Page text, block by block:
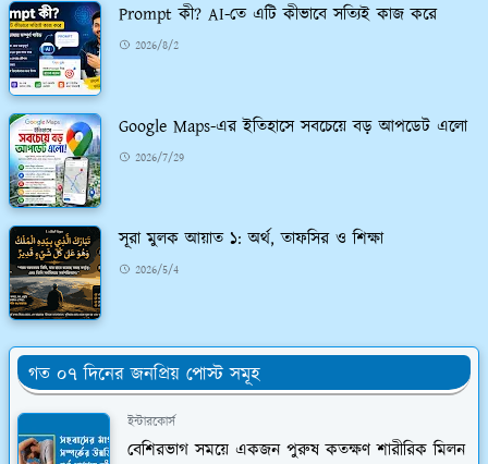
Prompt কী? AI-তে এটি কীভাবে সত্যিই কাজ করে
2026/8/2
Google Maps-এর ইতিহাসে সবচেয়ে বড় আপডেট এলো
2026/7/29
সূরা মুলক আয়াত ১: অর্থ, তাফসির ও শিক্ষা
2026/5/4
গত ০৭ দিনের জনপ্রিয় পোস্ট সমূহ
ইন্টারকোর্স
বেশিরভাগ সময়ে একজন পুরুষ কতক্ষণ শারীরিক মিলন